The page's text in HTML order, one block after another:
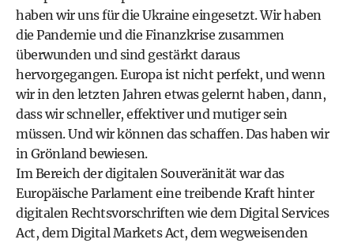
haben wir uns für die Ukraine eingesetzt. Wir haben
die Pandemie und die Finanzkrise zusammen
überwunden und sind gestärkt daraus
hervorgegangen. Europa ist nicht perfekt, und wenn
wir in den letzten Jahren etwas gelernt haben, dann,
dass wir schneller, effektiver und mutiger sein
müssen. Und wir können das schaffen. Das haben wir
in Grönland bewiesen.
Im Bereich der digitalen Souveränität war das
Europäische Parlament eine treibende Kraft hinter
digitalen Rechtsvorschriften wie dem Digital Services
Act, dem Digital Markets Act, dem wegweisenden